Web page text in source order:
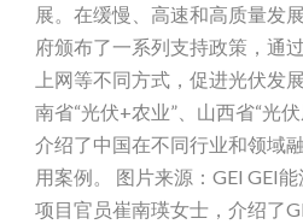
展。在缓慢、高速和高质量发
府颁布了一系列支持政策，通
上网等不同方式，促进光伏发
南省“光伏+农业”、山西省“光
介绍了中国在不同行业和领域
用案例。 图片来源：GEI GEI
项目官员崔南瑛女士，介绍了